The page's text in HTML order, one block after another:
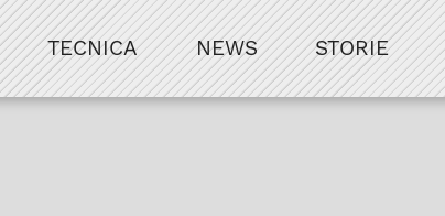
TECNICA NEWS STORIE